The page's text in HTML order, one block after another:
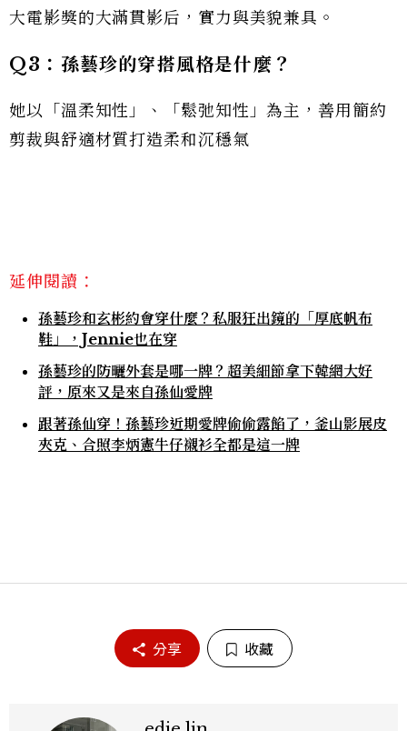
大電影獎的大滿貫影后，實力與美貌兼具。
Q3：孫藝珍的穿搭風格是什麼？
她以「溫柔知性」、「鬆弛知性」為主，善用簡約
剪裁與舒適材質打造柔和沉穩氣
延伸閱讀：
孫藝珍和玄彬約會穿什麼？私服狂出鏡的「厚底帆布
鞋」，Jennie也在穿
孫藝珍的防曬外套是哪一牌？超美細節拿下韓網大好
評，原來又是來自孫仙愛牌
跟著孫仙穿！孫藝珍近期愛牌偷偷露餡了，釜山影展皮
夾克、合照李炳憲牛仔襯衫全都是這一牌
分享 收藏